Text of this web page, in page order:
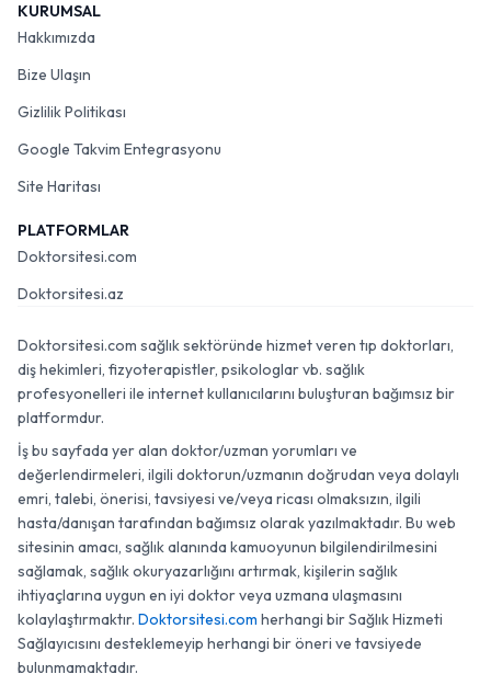
KURUMSAL
Hakkımızda
Bize Ulaşın
Gizlilik Politikası
Google Takvim Entegrasyonu
Site Haritası
PLATFORMLAR
Doktorsitesi.com
Doktorsitesi.az
Doktorsitesi.com sağlık sektöründe hizmet veren tıp doktorları,
diş hekimleri, fizyoterapistler, psikologlar vb. sağlık
profesyonelleri ile internet kullanıcılarını buluşturan bağımsız bir
platformdur.
İş bu sayfada yer alan doktor/uzman yorumları ve
değerlendirmeleri, ilgili doktorun/uzmanın doğrudan veya dolaylı
emri, talebi, önerisi, tavsiyesi ve/veya ricası olmaksızın, ilgili
hasta/danışan tarafından bağımsız olarak yazılmaktadır. Bu web
sitesinin amacı, sağlık alanında kamuoyunun bilgilendirilmesini
sağlamak, sağlık okuryazarlığını artırmak, kişilerin sağlık
ihtiyaçlarına uygun en iyi doktor veya uzmana ulaşmasını
kolaylaştırmaktır. Doktorsitesi.com herhangi bir Sağlık Hizmeti
Sağlayıcısını desteklemeyip herhangi bir öneri ve tavsiyede
bulunmamaktadır.